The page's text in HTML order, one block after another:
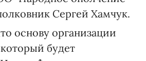
Сергей Хамчук.
основу организации
будет